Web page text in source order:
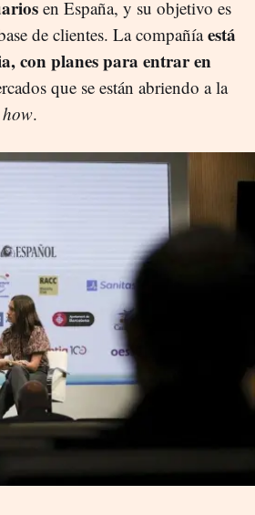
en España, y su objetivo es
de clientes. La compañíaestá
con planes para entrar en
que se están abriendo a la
.